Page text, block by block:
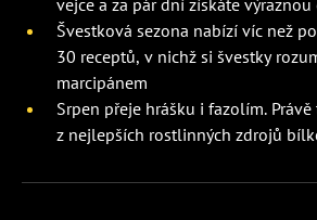
vejce a za pár dní získáte
Švestková sezona nabízí víc než
30 receptů, v nichž si švestky
marcipánem
Srpen přeje hrášku i fazolím.
z nejlepších rostlinných zdrojů